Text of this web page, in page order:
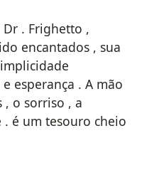
. Frighetto ,
encantados , sua
esperança . A mão
, o sorriso , a
é um tesouro cheio